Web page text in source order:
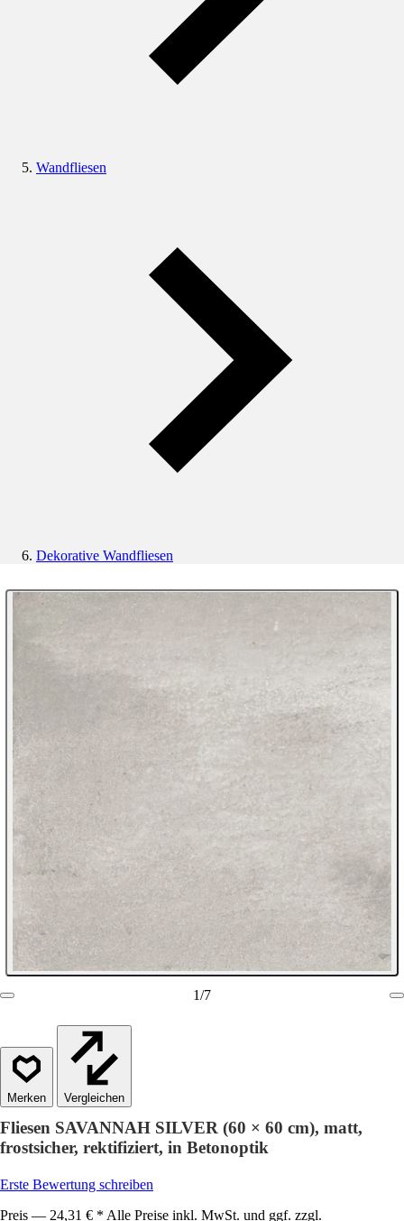
Wandfliesen
Dekorative Wandfliesen
1/7
Vergleichen
Fliesen SAVANNAH SILVER (60 × 60 cm), matt,
frostsicher, rektifiziert, in Betonoptik
Erste Bewertung schreiben
Preis — 24,31 € * Alle Preise inkl. MwSt. und ggf. zzgl.